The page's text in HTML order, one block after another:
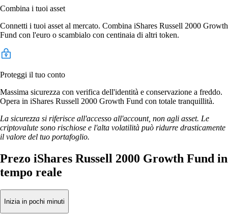
Combina i tuoi asset
Connetti i tuoi asset al mercato. Combina iShares Russell 2000 Growth
Fund con l'euro o scambialo con centinaia di altri token.
Proteggi il tuo conto
Massima sicurezza con verifica dell'identità e conservazione a freddo.
Opera in iShares Russell 2000 Growth Fund con totale tranquillità.
La sicurezza si riferisce all'accesso all'account, non agli asset. Le
criptovalute sono rischiose e l'alta volatilità può ridurre drasticamente
il valore del tuo portafoglio.
Prezo iShares Russell 2000 Growth Fund in
tempo reale
Inizia in pochi minuti